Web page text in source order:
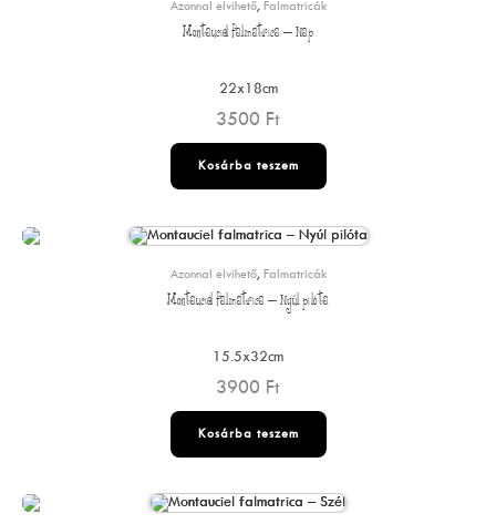
Azonnal elvihető, Falmatricák
Montauciel falmatrica – Nap
22x18cm
3500 Ft
Kosárba teszem
Azonnal elvihető, Falmatricák
Montauciel falmatrica – Nyúl pilóta
15.5x32cm
3900 Ft
Kosárba teszem